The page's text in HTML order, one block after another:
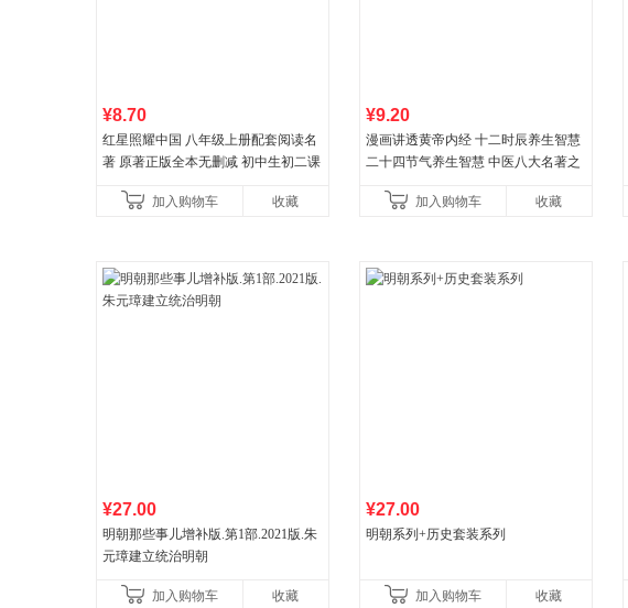
¥8.70
红星照耀中国 八年级上册配套阅读名
著 原著正版全本无删减 初中生初二课
加入购物车
收藏
¥9.20
漫画讲透黄帝内经 十二时辰养生智慧
二十四节气养生智慧 中医八大名著之
加入购物车
收藏
¥27.00
明朝那些事儿增补版.第1部.2021版.朱
元璋建立统治明朝
加入购物车 收藏
¥27.00
明朝系列+历史套装系列
加入购物车 收藏